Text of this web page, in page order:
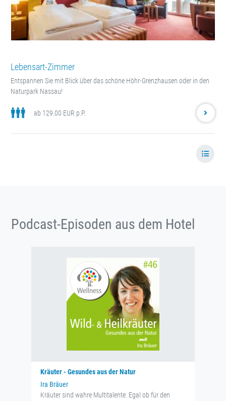
Lebensart-Zimmer
Entspannen Sie mit Blick über das schöne Höhr-Grenzhausen oder in den
Naturpark Nassau!
ab 129.00 EUR p.P.
Podcast-Episoden aus dem Hotel
Kräuter - Gesundes aus der Natur
Ira Bräuer
Kräuter sind wahre Multitalente. Egal ob für den